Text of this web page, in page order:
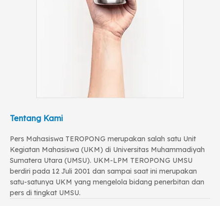
Tentang Kami
Pers Mahasiswa TEROPONG merupakan salah satu Unit
Kegiatan Mahasiswa (UKM) di Universitas Muhammadiyah
Sumatera Utara (UMSU). UKM-LPM TEROPONG UMSU
berdiri pada 12 Juli 2001 dan sampai saat ini merupakan
satu-satunya UKM yang mengelola bidang penerbitan dan
pers di tingkat UMSU.